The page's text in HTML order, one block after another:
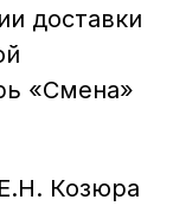
доставки
«Смена»
Козюра